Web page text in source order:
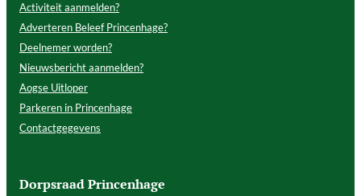
Activiteit aanmelden?
Adverteren Beleef Princenhage?
Deelnemer worden?
Nieuwsbericht aanmelden?
Aogse Uitloper
Parkeren in Princenhage
Contactgegevens
Dorpsraad Princenhage